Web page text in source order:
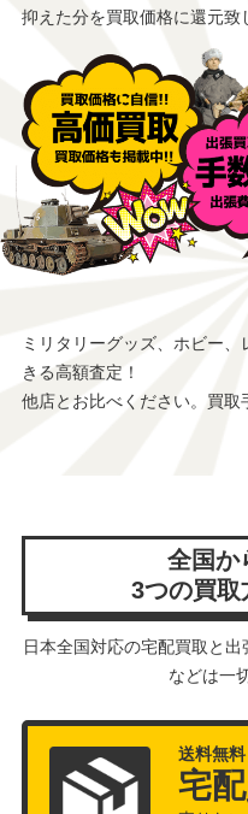
抑えた分を買取価格に還元致
ミリタリーグッズ、ホビー
きる高額査定！
他店とお比べください。買取
全国か
3つの買取
日本全国対応の宅配買取と
などは一
送料無
宅